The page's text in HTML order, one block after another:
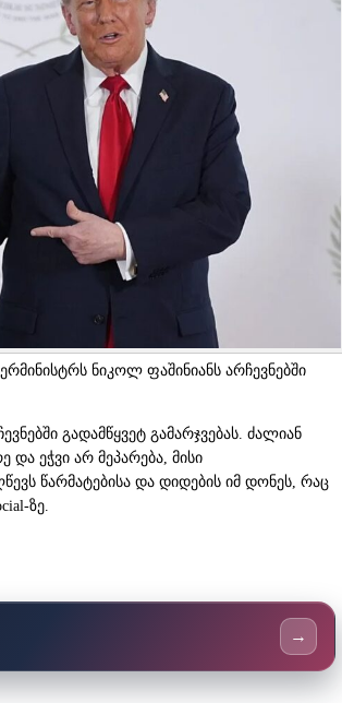
ნიკოლ ფაშინიანს არჩევნებში
გადამწყვეტ გამარჯვებას. ძალიან
და ეჭვი არ მეპარება, მისი
წარმატებისა და დიდების იმ დონეს, რაც
ზე.
→